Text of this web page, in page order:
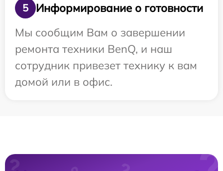
5
Информирование о готовности
Мы сообщим Вам о завершении
ремонта техники BenQ, и наш
сотрудник привезет технику к вам
домой или в офис.